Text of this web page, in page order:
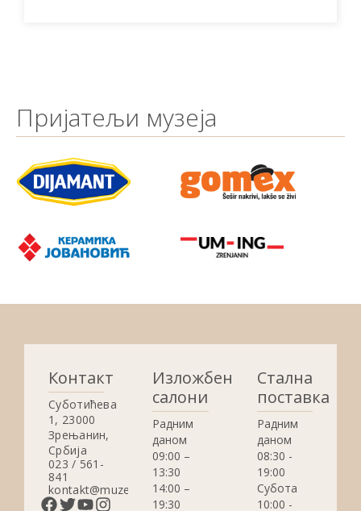
Пријатељи музеја
Контакт
Суботићева
1, 23000
Зрењанин,
Србија
023 / 561-
841
kontakt@muzejzrenjanin.org.rs
Изложбени
салони
Радним
даном
09:00 –
13:30
14:00 –
19:30
Стална
поставка
Радним
даном
08:30 -
19:00
Субота
10:00 -